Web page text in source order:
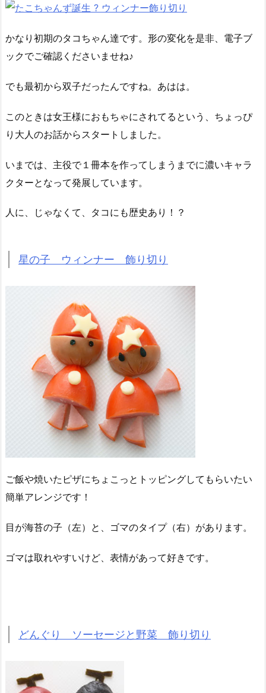
かなり初期のタコちゃん達です。形の変化を是非、電子ブ
ックでご確認くださいませね♪
でも最初から双子だったんですね。あはは。
このときは女王様におもちゃにされてるという、ちょっぴ
り大人のお話からスタートしました。
いまでは、主役で１冊本を作ってしまうまでに濃いキャラ
クターとなって発展しています。
人に、じゃなくて、タコにも歴史あり！？
星の子 ウィンナー 飾り切り
ご飯や焼いたピザにちょこっとトッピングしてもらいたい
簡単アレンジです！
目が海苔の子（左）と、ゴマのタイプ（右）があります。
ゴマは取れやすいけど、表情があって好きです。
どんぐり ソーセージと野菜 飾り切り